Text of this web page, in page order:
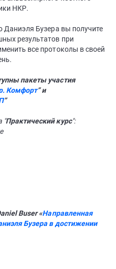
НКР.
Даниэля Бузера вы получите
результатов при
все протоколы в своей
пакеты участия
Комфорт” и
”
"Практический курс":
Buser «Направленная
Бузера в достижении